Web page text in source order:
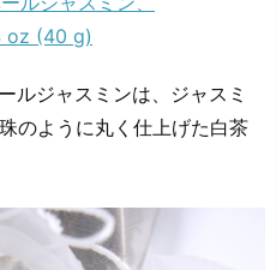
oz (40 g)
ルジャスミンは、ジャスミ
のように丸く仕上げた白茶